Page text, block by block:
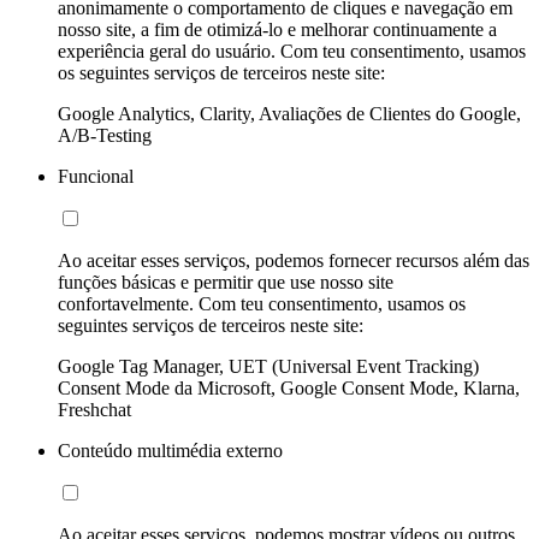
anonimamente o comportamento de cliques e navegação em
nosso site, a fim de otimizá-lo e melhorar continuamente a
experiência geral do usuário. Com teu consentimento, usamos
os seguintes serviços de terceiros neste site:
Google Analytics, Clarity, Avaliações de Clientes do Google,
A/B-Testing
Funcional
Ao aceitar esses serviços, podemos fornecer recursos além das
funções básicas e permitir que use nosso site
confortavelmente. Com teu consentimento, usamos os
seguintes serviços de terceiros neste site:
Google Tag Manager, UET (Universal Event Tracking)
Consent Mode da Microsoft, Google Consent Mode, Klarna,
Freshchat
Conteúdo multimédia externo